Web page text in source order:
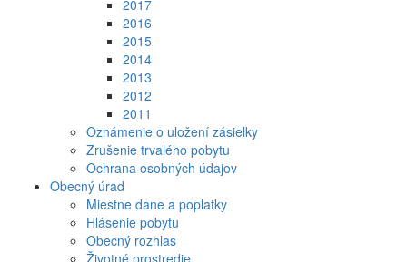
2017
2016
2015
2014
2013
2012
2011
Oznámenie o uložení zásielky
Zrušenie trvalého pobytu
Ochrana osobných údajov
Obecný úrad
Miestne dane a poplatky
Hlásenie pobytu
Obecný rozhlas
Životné prostredie